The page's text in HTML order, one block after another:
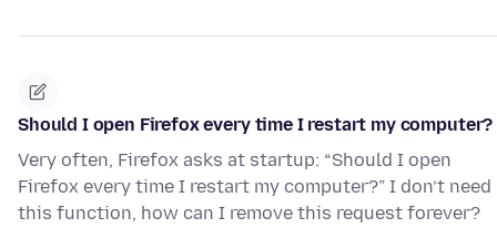
Should I open Firefox every time I restart my computer?
Very often, Firefox asks at startup: “Should I open
Firefox every time I restart my computer?” I don’t need
this function, how can I remove this request forever?